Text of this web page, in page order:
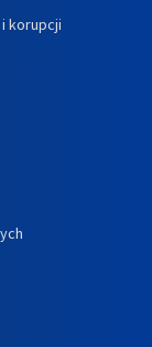
korupcji